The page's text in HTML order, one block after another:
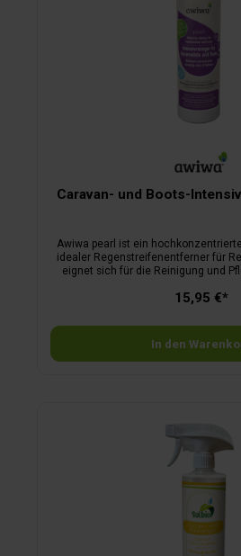
Caravan- und Boots-
Awiwa pearl ist ein
idealer Regenstreifenentferner für
eignet sich für die Reinigung und
Kunststoff, Gummi, Nähte, Chrom,
und Booten. Der Reiniger
Verschmutzungen und
Beläge (wie z. B. Regenstreifen),
und Öle.
15,95 €*
In den